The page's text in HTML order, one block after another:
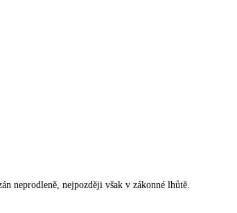
neprodleně, nejpozději však v zákonné lhůtě.